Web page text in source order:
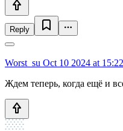
Reply
Worst_su Oct 10 2024 at 15:22
Ждем теперь, когда ещё и